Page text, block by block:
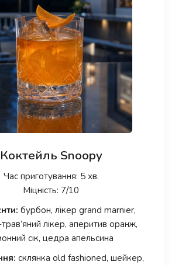
Коктейль Snoopy
Час приготування: 5 хв.
Міцність: 7/10
бурбон, лікер grand marnier,
лікер, аперитив оранж,
сік, цедра апельсина
склянка old fashioned, шейкер,